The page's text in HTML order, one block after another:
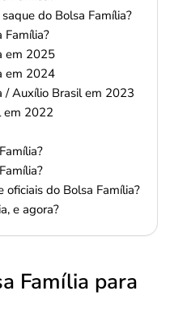
do Bolsa Família?
Família?
em 2025
em 2024
/ Auxílio Brasil em 2023
em 2022
do Bolsa Família?
e agora?
Família para